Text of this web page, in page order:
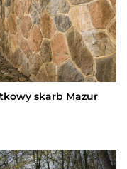
skarb Mazur